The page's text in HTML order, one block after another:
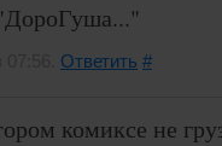
Ответить #
комиксе не